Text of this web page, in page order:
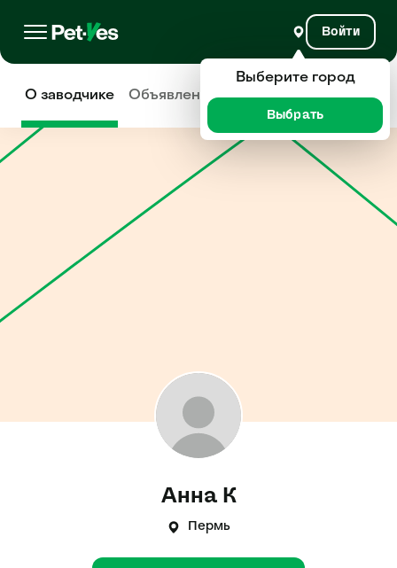
Войти
О заводчике Объявления Отзывы
Анна К
Пермь
Выберите город
Выбрать